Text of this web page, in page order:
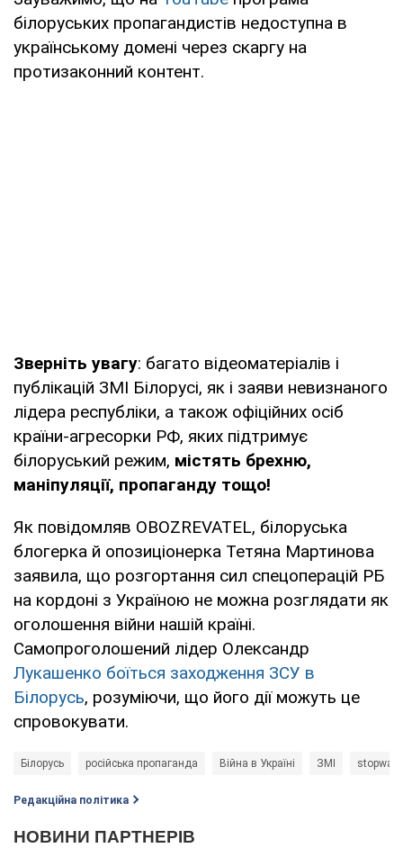
білоруських пропагандистів недоступна в
українському домені через скаргу на
протизаконний контент.
Зверніть увагу: багато відеоматеріалів і
публікацій ЗМІ Білорусі, як і заяви невизнаного
лідера республіки, а також офіційних осіб
країни-агресорки РФ, яких підтримує
білоруський режим, містять брехню,
маніпуляції, пропаганду тощо!
Як повідомляв OBOZREVATEL, білоруська
блогерка й опозиціонерка Тетяна Мартинова
заявила, що розгортання сил спецоперацій РБ
на кордоні з Україною не можна розглядати як
оголошення війни нашій країні.
Самопроголошений лідер Олександр
Лукашенко боїться заходження ЗСУ в
Білорусь, розуміючи, що його дії можуть це
спровокувати.
Білорусь російська пропаганда Війна в Україні ЗМІ stopwar
Редакційна політика